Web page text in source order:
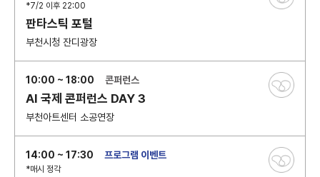
*7/2 이후 22:00
판타스틱 포털
부천시청 잔디광장
10:00 ~ 18:00 콘퍼런스
AI 국제 콘퍼런스 DAY 3
부천아트센터 소공연장
14:00 ~ 17:30
*매시 정각
프로그램 이벤트